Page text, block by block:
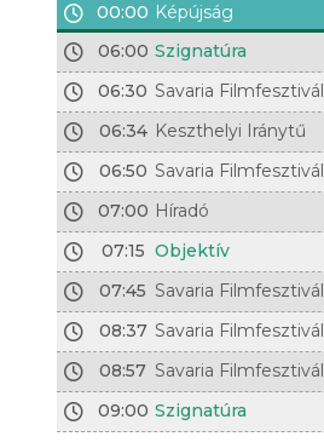
00:00 Képújság
06:00 Szignatúra
06:30 Savaria Filmfesztivál
06:34 Keszthelyi Iránytű
06:50 Savaria Filmfesztivál
07:00 Híradó
07:15 Objektív
07:45 Savaria Filmfesztivál
08:37 Savaria Filmfesztivál
08:57 Savaria Filmfesztivál
09:00 Szignatúra